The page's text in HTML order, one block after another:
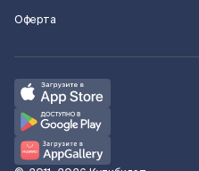
Оферта